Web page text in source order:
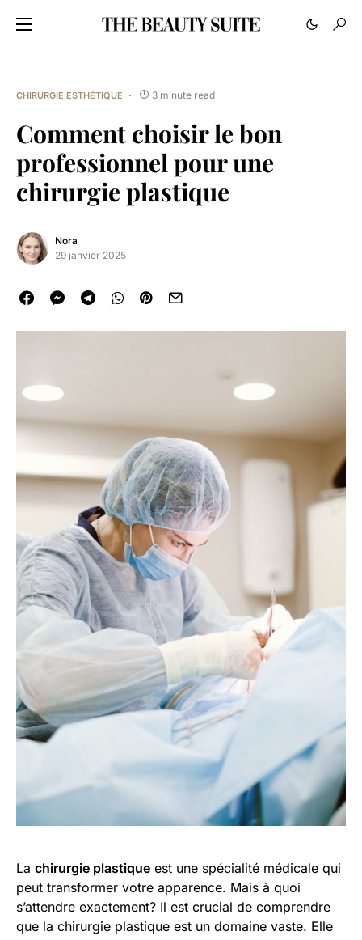
CHIRURGIE ESTHÉTIQUE 3 minute read
Comment choisir le bon
professionnel pour une
chirurgie plastique
Nora
29 janvier 2025
La chirurgie plastique est une spécialité médicale qui
peut transformer votre apparence. Mais à quoi
s’attendre exactement? Il est crucial de comprendre
que la chirurgie plastique est un domaine vaste. Elle